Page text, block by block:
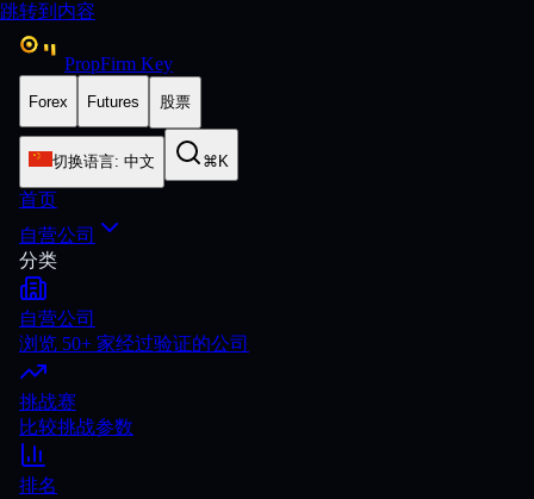
跳转到内容
PropFirm Key
Forex Futures 股票
切换语言: 中文 ⌘K
首页
自营公司
分类
自营公司
浏览 50+ 家经过验证的公司
挑战赛
比较挑战参数
排名